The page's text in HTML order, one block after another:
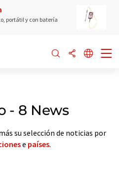
portátil y con batería
- 8 News
su selección de noticias por
e países.